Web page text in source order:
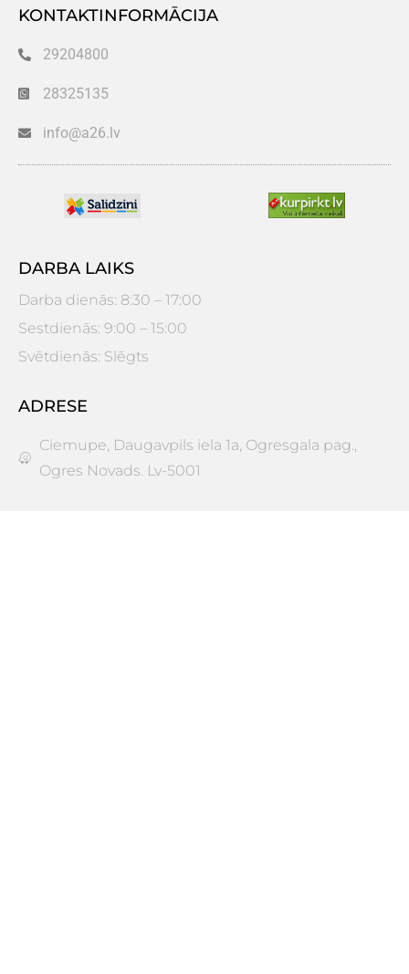
KONTAKTINFORMĀCIJA
29204800
28325135
info@a26.lv
DARBA LAIKS
Darba dienās: 8:30 – 17:00
Sestdienās: 9:00 – 15:00
Svētdienās: Slēgts
ADRESE
Ciemupe, Daugavpils iela 1a, Ogresgala pag.,
Ogres Novads. Lv-5001